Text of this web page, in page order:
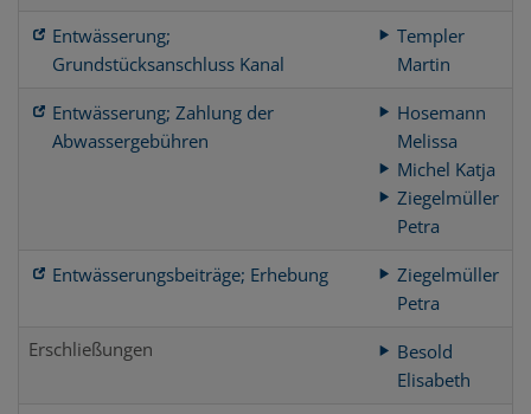
Entwässerung;
Grundstücksanschluss Kanal
Templer
Martin
Entwässerung; Zahlung der
Abwassergebühren
Hosemann
Melissa
Michel Katja
Ziegelmüller
Petra
Entwässerungsbeiträge; Erhebung
Ziegelmüller
Petra
Erschließungen
Besold
Elisabeth